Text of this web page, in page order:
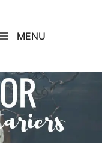
MENU